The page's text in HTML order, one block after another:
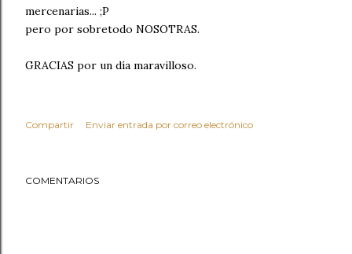
mercenarias... ;P
pero por sobretodo NOSOTRAS.
GRACIAS por un día maravilloso.
Compartir Enviar entrada por correo electrónico
COMENTARIOS